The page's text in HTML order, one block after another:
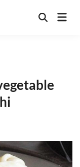
Open
vegetable